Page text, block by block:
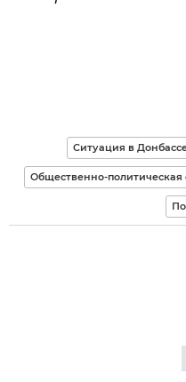
Ситуация в
Общественно-